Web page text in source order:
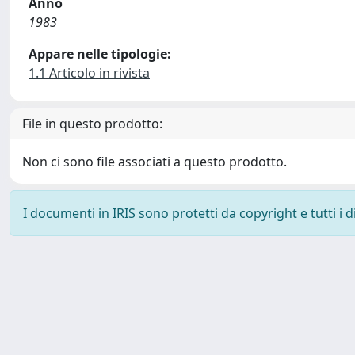
1983
Appare nelle tipologie:
1.1 Articolo in rivista
File in questo prodotto:
Non ci sono file associati a questo prodotto.
I documenti in IRIS sono protetti da copyright e tutti i